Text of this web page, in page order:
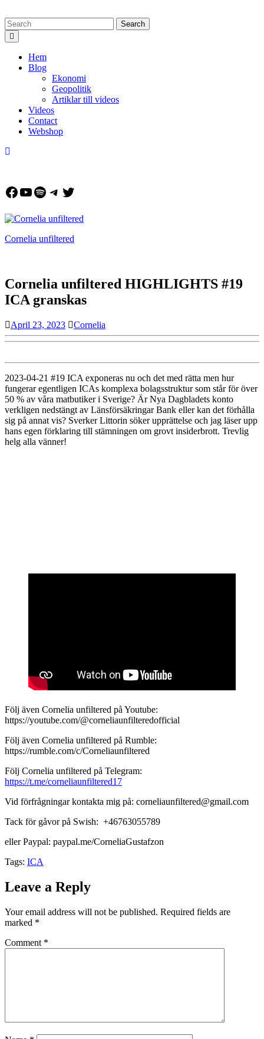
Skip
to
content
Search
for:
Button
Hem
Blog
Ekonomi
Geopolitik
Artiklar till videos
Videos
Contact
Webshop
Facebook
YouTube
Spotify
Telegram
Twitter
Cornelia unfiltered
Cornelia unfiltered HIGHLIGHTS #19
ICA granskas
April 23, 2023April
23,
Cornelia
2023-04-21 #19 ICA exponeras nu och det med rätta men hur
fungerar egentligen ICAs komplexa bolagsstruktur som står för över
50 % av våra matbutiker i Sverige? Är Nya Dagbladets konto
verkligen nedstängt av Länsförsäkringar Bank eller kan det förhålla
sig på annat vis? Sverker Littorin söker upprättelse och jag läser upp
hans egen förklaring till stämningen om grovt insiderbrott. Trevlig
helg alla vänner!
Följ även Cornelia unfiltered på Youtube:
https://youtube.com/@corneliaunfilteredofficial
Följ även Cornelia unfiltered på Rumble:
https://rumble.com/c/Corneliaunfiltered
Följ Cornelia unfiltered på Telegram:
https://t.me/corneliaunfiltered17
Vid förfrågningar kontakta mig på: corneliaunfiltered@gmail.com
Tack för gåvor på Swish: +46763055789
eller Paypal: paypal.me/CorneliaGustafzon
Tags: ICA
Leave a Reply
Your email address will not be published. Required fields are
marked *
Comment *